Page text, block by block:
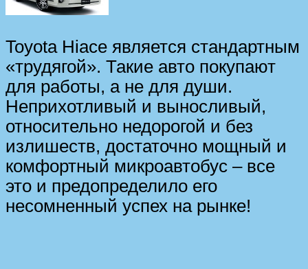
Toyota Hiace является стандартным
«трудягой». Такие авто покупают
для работы, а не для души.
Неприхотливый и выносливый,
относительно недорогой и без
излишеств, достаточно мощный и
комфортный микроавтобус – все
это и предопределило его
несомненный успех на рынке!